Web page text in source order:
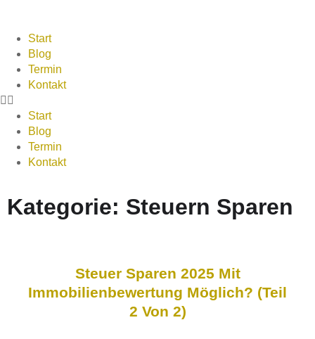
Start
Blog
Termin
Kontakt
Start
Blog
Termin
Kontakt
Kategorie: Steuern Sparen
Steuer Sparen 2025 Mit
Immobilienbewertung Möglich? (Teil
2 Von 2)